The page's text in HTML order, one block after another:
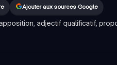
Ajouter aux sources Google
adjectif qualificatif,